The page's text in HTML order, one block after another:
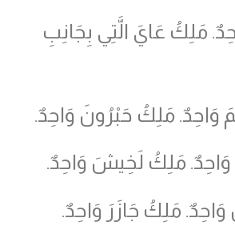
مَلِكُ عَايَ الَّتِي بِجَانِبِ
وَاحِدٌ. مَلِكُ حَبْرُونَ وَاحِدٌ.
مَلِكُ لَخِيشَ وَاحِدٌ.
مَلِكُ جَازَرَ وَاحِدٌ.